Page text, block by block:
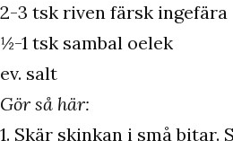
2-3 tsk riven färsk ingefära
½-1 tsk sambal oelek
ev. salt
Gör så här:
1. Skär skinkan i små bitar.